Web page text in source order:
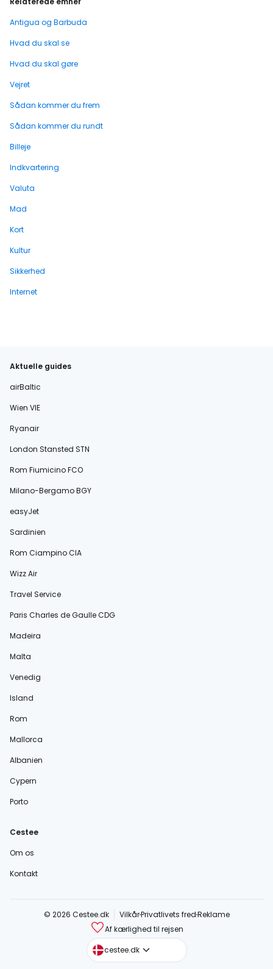
Antigua og Barbuda
Hvad du skal se
Hvad du skal gøre
Vejret
Sådan kommer du frem
Sådan kommer du rundt
Billeje
Indkvartering
Valuta
Mad
Kort
Kultur
Sikkerhed
Internet
Aktuelle guides
airBaltic
Wien VIE
Ryanair
London Stansted STN
Rom Fiumicino FCO
Milano-Bergamo BGY
easyJet
Sardinien
Rom Ciampino CIA
Wizz Air
Travel Service
Paris Charles de Gaulle CDG
Madeira
Malta
Venedig
Island
Rom
Mallorca
Albanien
Cypern
Porto
Cestee
Om os
Kontakt
© 2026 Cestee.dk VilkårPrivatlivets fredReklame
Af kærlighed til rejsen
cestee.dk
cestee.com
cestee.sk